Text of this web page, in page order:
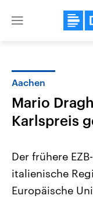
Close
Aachen
Mario
Karlspreis
Der frühere
italienische
Europäische